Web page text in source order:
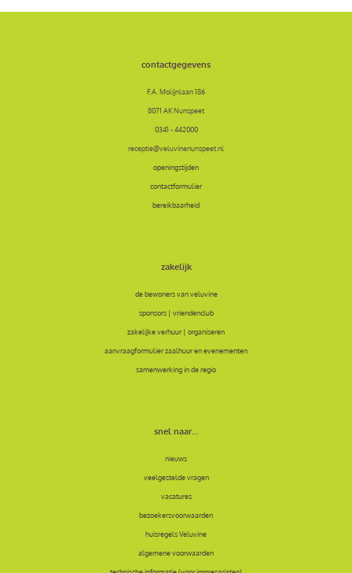
contactgegevens
F.A. Molijnlaan 186
8071 AK Nunspeet
0341 - 442000
receptie@veluvinenunspeet.nl
openingstijden
contactformulier
bereikbaarheid
zakelijk
de bewoners van veluvine
sponsors | vriendenclub
zakelijke verhuur | organiseren
aanvraagformulier zaalhuur en evenementen
samenwerking in de regio
snel naar...
nieuws
veelgestelde vragen
vacatures
bezoekersvoorwaarden
huisregels Veluvine
algemene voorwaarden